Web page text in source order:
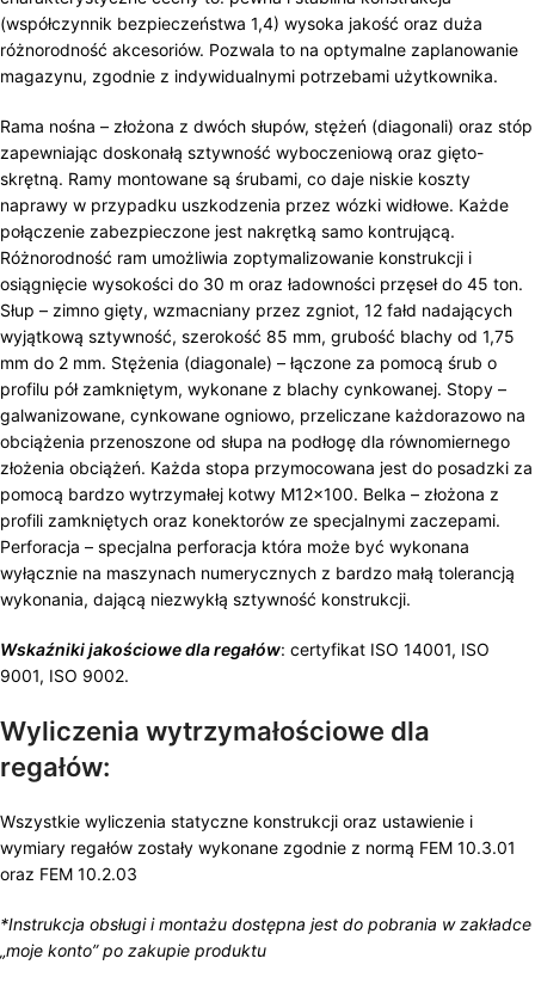
(współczynnik bezpieczeństwa 1,4) wysoka jakość oraz duża
różnorodność akcesoriów. Pozwala to na optymalne zaplanowanie
magazynu, zgodnie z indywidualnymi potrzebami użytkownika.
Rama nośna – złożona z dwóch słupów, stężeń (diagonali) oraz stóp
zapewniając doskonałą sztywność wyboczeniową oraz gięto-
skrętną. Ramy montowane są śrubami, co daje niskie koszty
naprawy w przypadku uszkodzenia przez wózki widłowe. Każde
połączenie zabezpieczone jest nakrętką samo kontrującą.
Różnorodność ram umożliwia zoptymalizowanie konstrukcji i
osiągnięcie wysokości do 30 m oraz ładowności przęseł do 45 ton.
Słup – zimno gięty, wzmacniany przez zgniot, 12 fałd nadających
wyjątkową sztywność, szerokość 85 mm, grubość blachy od 1,75
mm do 2 mm. Stężenia (diagonale) – łączone za pomocą śrub o
profilu pół zamkniętym, wykonane z blachy cynkowanej. Stopy –
galwanizowane, cynkowane ogniowo, przeliczane każdorazowo na
obciążenia przenoszone od słupa na podłogę dla równomiernego
złożenia obciążeń. Każda stopa przymocowana jest do posadzki za
pomocą bardzo wytrzymałej kotwy M12x100. Belka – złożona z
profili zamkniętych oraz konektorów ze specjalnymi zaczepami.
Perforacja – specjalna perforacja która może być wykonana
wyłącznie na maszynach numerycznych z bardzo małą tolerancją
wykonania, dającą niezwykłą sztywność konstrukcji.
Wskaźniki jakościowe dla regałów: certyfikat ISO 14001, ISO
9001, ISO 9002.
Wyliczenia wytrzymałościowe dla
regałów:
Wszystkie wyliczenia statyczne konstrukcji oraz ustawienie i
wymiary regałów zostały wykonane zgodnie z normą FEM 10.3.01
oraz FEM 10.2.03
*Instrukcja obsługi i montażu dostępna jest do pobrania w zakładce
„moje konto” po zakupie produktu